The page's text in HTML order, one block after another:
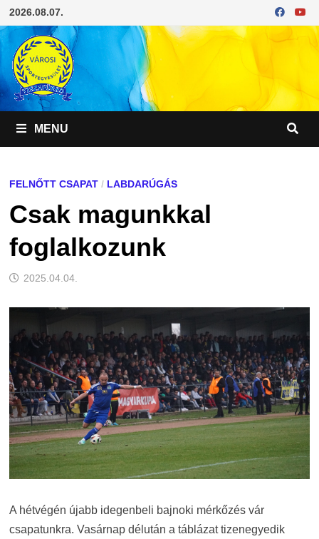
Skip
to
content
2026.08.07.
MENU
FELNŐTT CSAPAT/ LABDARÚGÁS
Csak magunkkal
foglalkozunk
2025.04.04.
A hétvégén újabb idegenbeli bajnoki mérkőzés vár
csapatunkra. Vasárnap délután a táblázat tizenegyedik